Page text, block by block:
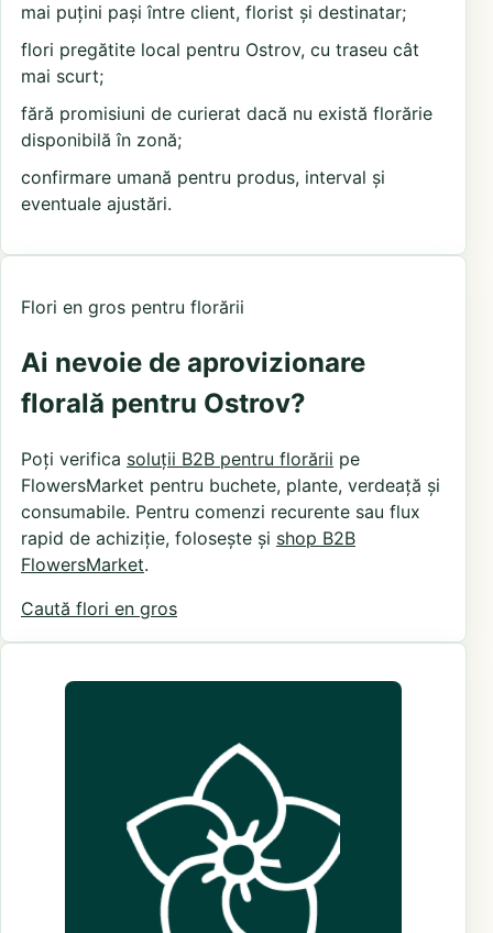
mai puțini pași între client, florist și destinatar;
flori pregătite local pentru Ostrov, cu traseu cât
mai scurt;
fără promisiuni de curierat dacă nu există florărie
disponibilă în zonă;
confirmare umană pentru produs, interval și
eventuale ajustări.
Flori en gros pentru florării
Ai nevoie de aprovizionare
florală pentru Ostrov?
Poți verifica soluții B2B pentru florării pe
FlowersMarket pentru buchete, plante, verdeață și
consumabile. Pentru comenzi recurente sau flux
rapid de achiziție, folosește și shop B2B
FlowersMarket.
Caută flori en gros